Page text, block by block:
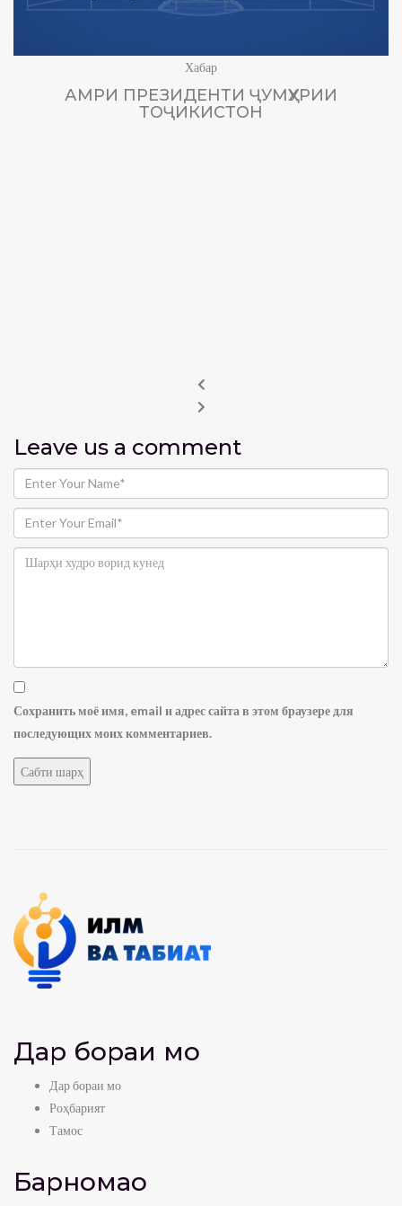
Хабар
АМРИ ПРЕЗИДЕНТИ ҶУМҲУРИИ
ТОҶИКИСТОН
Leave us a comment
Сохранить моё имя, email и адрес сайта в этом браузере для
последующих моих комментариев.
Дар бораи мо
Дар бораи мо
Роҳбарият
Тамос
Барномаҳо